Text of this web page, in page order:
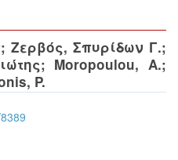
; Ζερβός, Σπυρίδων Γ.;
; Moropoulou, A.;
P.